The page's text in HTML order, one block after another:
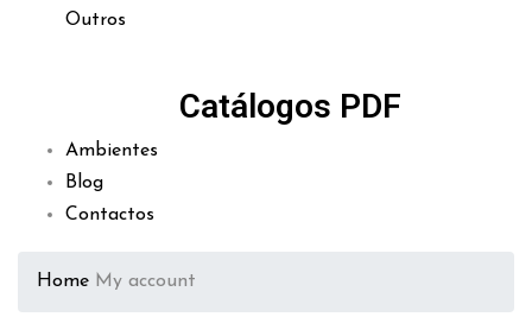
Outros
Catálogos PDF
Ambientes
Blog
Contactos
Home My account